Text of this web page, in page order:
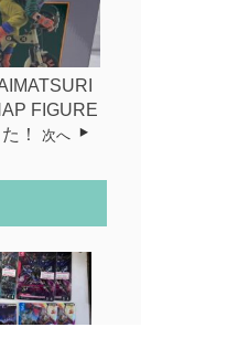
FIGURE
！
次へ